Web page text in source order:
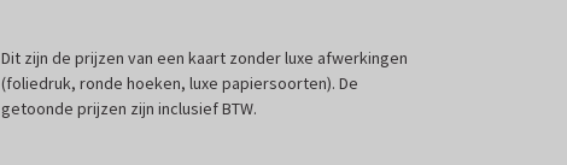
Dit zijn de prijzen van een kaart zonder luxe afwerkingen
(foliedruk, ronde hoeken, luxe papiersoorten). De
getoonde prijzen zijn inclusief BTW.